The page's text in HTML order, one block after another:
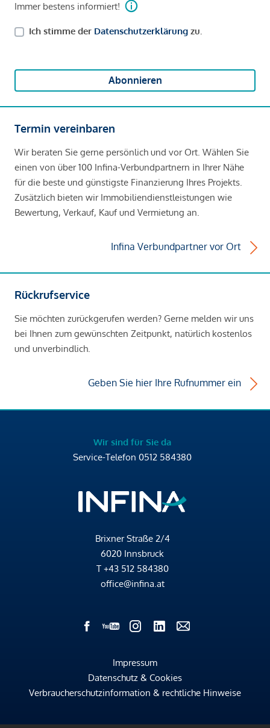
Immer bestens informiert!
Ich stimme der Datenschutzerklärung zu.
Abonnieren
Termin vereinbaren
Wir beraten Sie gerne persönlich und vor Ort. Wählen Sie
einen von über 100 Infina-Verbundpartnern in Ihrer Nähe
für die beste und günstigste Finanzierung Ihres Projekts.
Zusätzlich bieten wir Immobiliendienstleistungen wie
Bewertung, Verkauf, Kauf und Vermietung an.
Infina Verbundpartner vor Ort
Rückrufservice
Sie möchten zurückgerufen werden? Gerne melden wir uns
bei Ihnen zum gewünschten Zeitpunkt, natürlich kostenlos
und unverbindlich.
Geben Sie hier Ihre Rufnummer ein
Wir sind für Sie da
Service-Telefon 0512 584380
Brixner Straße 2/4
6020 Innsbruck
T +43 512 584380
office@infina.at
Impressum
Datenschutz & Cookies
Verbraucherschutzinformation & rechtliche Hinweise